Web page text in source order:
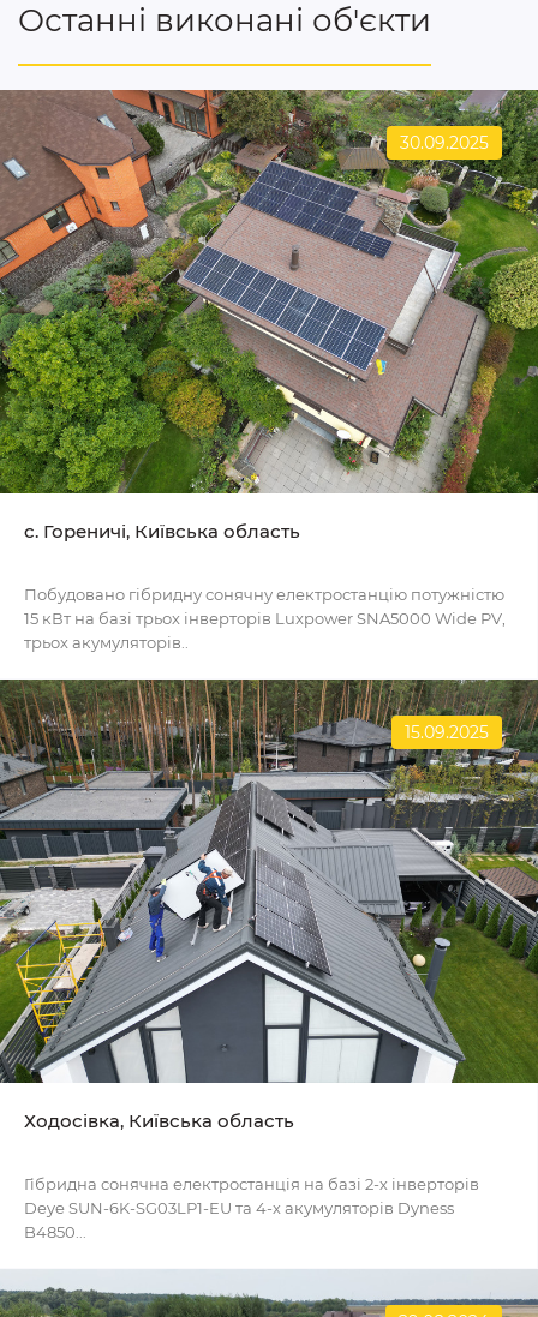
Останні виконані об'єкти
30.09.2025
c. Гореничі, Київська область
Побудовано гібридну сонячну електростанцію потужністю
15 кВт на базі трьох інверторів Luxpower SNA5000 Wide PV,
трьох акумуляторів..
15.09.2025
Ходосівка, Київська область
Гібридна сонячна електростанція на базі 2-х інверторів
Deye SUN-6K-SG03LP1-EU та 4-х акумуляторів Dyness
B4850...